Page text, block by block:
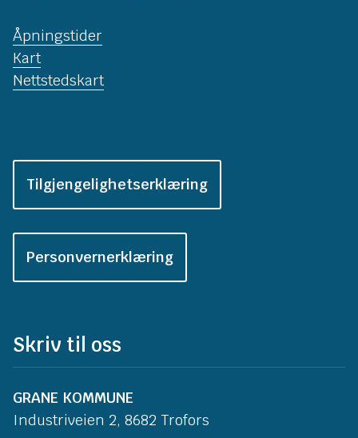
Åpningstider
Kart
Nettstedskart
Tilgjengelighetserklæring
Personvernerklæring
Skriv til oss
GRANE KOMMUNE
Industriveien 2, 8682 Trofors